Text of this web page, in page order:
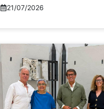
21/07/2026